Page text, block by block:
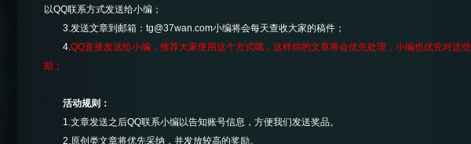
以QQ联系方式发送给小编；
3.发送文章到邮箱： tg@37wan.com小编将会每天查收大家的稿件；
4.QQ直接发送给小编，推荐大家使用这个方式哦，这样你的文章将会优先处理，小编也优先对这
励；
活动规则：
1.文章发送之后QQ联系小编以告知账号信息，方便我们发送奖品。
2.原创类文章将优先采纳，并发放较高的奖励。